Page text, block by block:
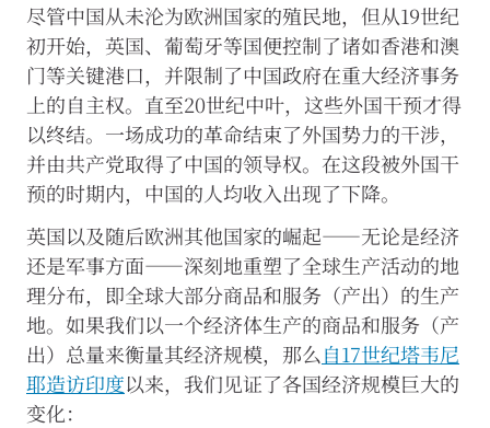
尽管中国从未沦为欧洲国家的殖民地，但从19世纪
初开始，英国、葡萄牙等国便控制了诸如香港和澳
门等关键港口，并限制了中国政府在重大经济事务
上的自主权。直至20世纪中叶，这些外国干预才得
以终结。一场成功的革命结束了外国势力的干涉，
并由共产党取得了中国的领导权。在这段被外国干
预的时期内，中国的人均收入出现了下降。
英国以及随后欧洲其他国家的崛起——无论是经济
还是军事方面——深刻地重塑了全球生产活动的地
理分布，即全球大部分商品和服务（产出）的生产
地。如果我们以一个经济体生产的商品和服务（产
出）总量来衡量其经济规模，那么自17世纪塔韦尼
耶造访印度以来，我们见证了各国经济规模巨大的
变化：